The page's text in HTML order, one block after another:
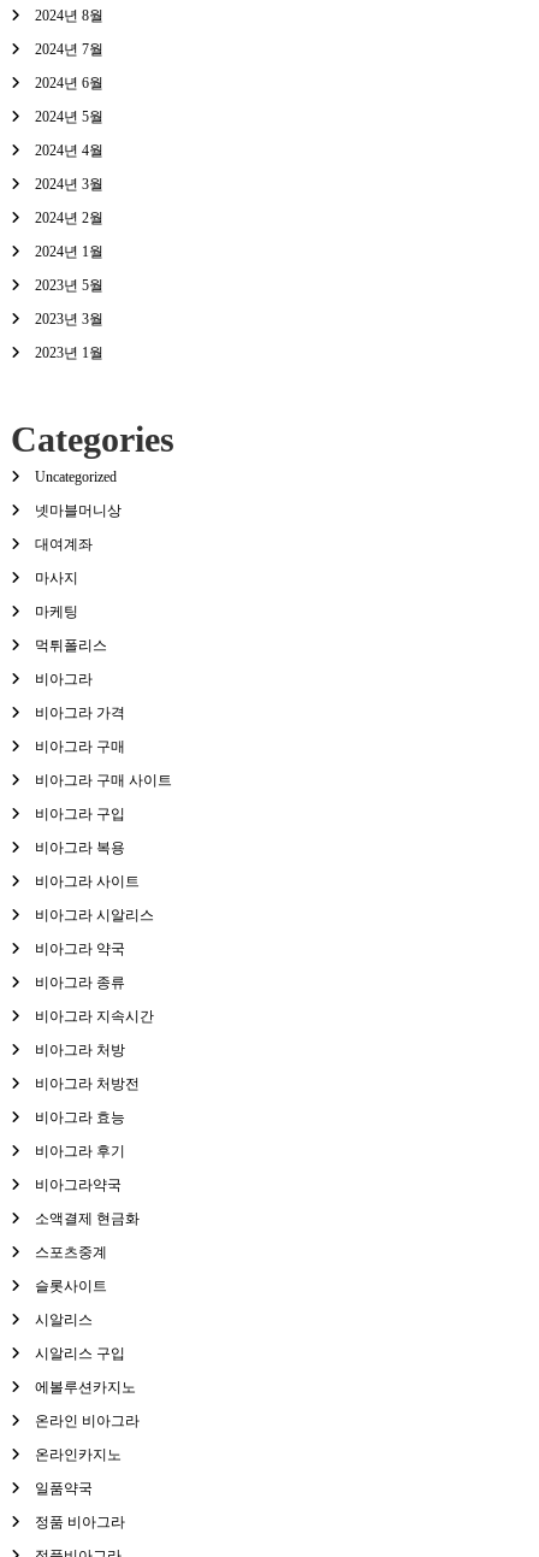
2024년 8월
2024년 7월
2024년 6월
2024년 5월
2024년 4월
2024년 3월
2024년 2월
2024년 1월
2023년 5월
2023년 3월
2023년 1월
Categories
Uncategorized
넷마블머니상
대여계좌
마사지
마케팅
먹튀폴리스
비아그라
비아그라 가격
비아그라 구매
비아그라 구매 사이트
비아그라 구입
비아그라 복용
비아그라 사이트
비아그라 시알리스
비아그라 약국
비아그라 종류
비아그라 지속시간
비아그라 처방
비아그라 처방전
비아그라 효능
비아그라 후기
비아그라약국
소액결제 현금화
스포츠중계
슬롯사이트
시알리스
시알리스 구입
에볼루션카지노
온라인 비아그라
온라인카지노
일품약국
정품 비아그라